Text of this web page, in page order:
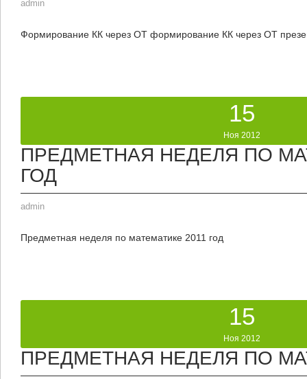
admin
Формирование КК через ОТ формирование КК через ОТ
15
Ноя 2012
ПРЕДМЕТНАЯ НЕДЕЛЯ ПО
ГОД
admin
Предметная неделя по математике 2011 год
15
Ноя 2012
ПРЕДМЕТНАЯ НЕДЕЛЯ ПО